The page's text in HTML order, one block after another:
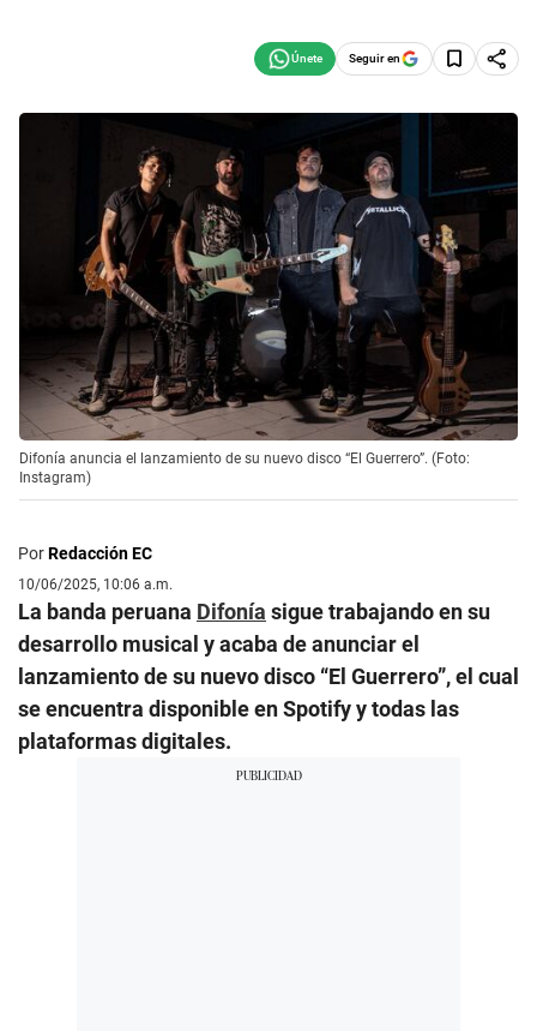
Seguir en
Difonía anuncia el lanzamiento de su nuevo disco “El Guerrero”. (Foto:
Instagram)
PorRedacción EC
10/06/2025, 10:06 a.m.
La banda peruana Difonía sigue trabajando en su
desarrollo musical y acaba de anunciar el
lanzamiento de su nuevo disco “El Guerrero”, el cual
se encuentra disponible en Spotify y todas las
plataformas digitales.